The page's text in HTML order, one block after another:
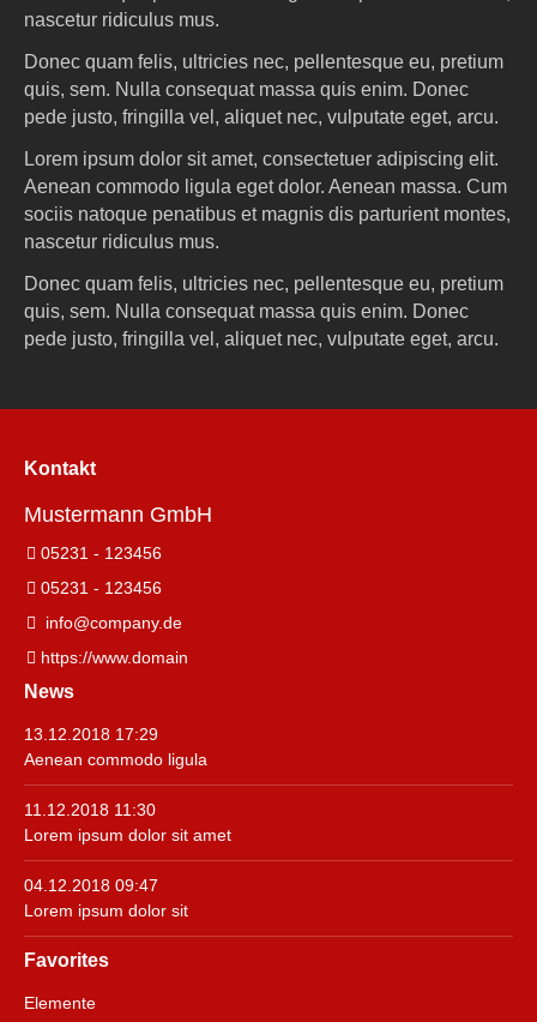
nascetur ridiculus mus.
Donec quam felis, ultricies nec, pellentesque eu, pretium
quis, sem. Nulla consequat massa quis enim. Donec
pede justo, fringilla vel, aliquet nec, vulputate eget, arcu.
Lorem ipsum dolor sit amet, consectetuer adipiscing elit.
Aenean commodo ligula eget dolor. Aenean massa. Cum
sociis natoque penatibus et magnis dis parturient montes,
nascetur ridiculus mus.
Donec quam felis, ultricies nec, pellentesque eu, pretium
quis, sem. Nulla consequat massa quis enim. Donec
pede justo, fringilla vel, aliquet nec, vulputate eget, arcu.
Kontakt
Mustermann GmbH
05231 - 123456
05231 - 123456
info@company.de
https://www.domain
News
13.12.2018 17:29
Aenean commodo ligula
11.12.2018 11:30
Lorem ipsum dolor sit amet
04.12.2018 09:47
Lorem ipsum dolor sit
Favorites
Navigation
Elemente